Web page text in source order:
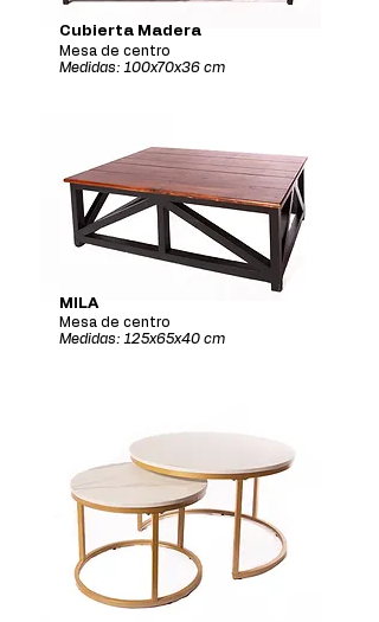
Cubierta Madera
Mesa de centro
Medidas: 100x70x36 cm
MILA
Mesa de centro
Medidas: 125x65x40 cm